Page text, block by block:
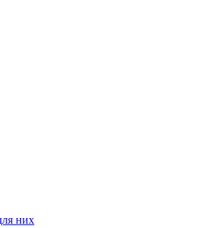
них